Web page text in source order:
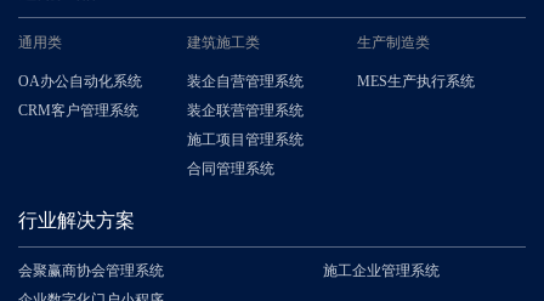
通用类
OA办公自动化系统
CRM客户管理系统
建筑施工类
装企自营管理系统
装企联营管理系统
施工项目管理系统
合同管理系统
生产制造类
MES生产执行系统
行业解决方案
会聚赢商协会管理系统
施工企业管理系统